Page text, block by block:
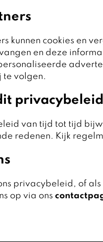
kunnen cookies en
en deze
te volgen.
privacybeleid
van tijd tot tijd
redenen. Kijk
privacybeleid, of
op via ons